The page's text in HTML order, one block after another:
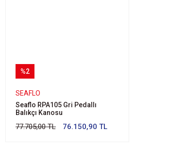
%2
SEAFLO
Seaflo RPA105 Gri Pedallı
Balıkçı Kanosu
77.705,00 TL 76.150,90 TL